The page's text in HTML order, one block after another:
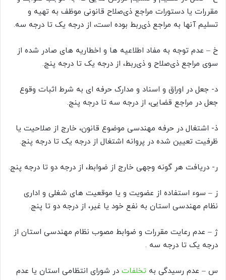
مقررات یا دستورات مراجع ذی‌صلاح قانونی موظف به تهیه و
تسلیم آنها به مراجع ذی‌ربط بوده است، از درجه یک تا درجه سه.
خ – عدم توجه به مفاد اطلاعیه ها و اخطاریه های صادر شده از
سوی مراجع ذی‌صلاح و ذی‌ربط، از درجه یک تا درجه پنج.
د- جعل در اوراق و اسناد و مدارک حرفه ای به شرط اثبات وقوع
جعل در مراجع قضایی، از درجه سه تا درجه پنج.
ذ- اشتغال در حرفه مهندسی موضوع قانون، خارج از صلاحیت یا
ظرفیت تعیین شده در پروانه اشتغال از درجه یک تا درجه پنج.
ر- دریافت هر گونه وجهی خارج از ضوابط، از درجه دو تا درجه پنج.
ز – سوء استفاده از عضویت و یا موقعیت های شغلی و اداری
نظام مهندسی استان به نفع خود یا غیر، از درجه دو تا پنج.
ژ – عدم رعایت مقررات و ضوابط مصوب نظام مهندسی استان از
درجه یک تا درجه سه .
س – عدم رسیدگی به تخلفات در شورای انتظامی استان یا عدم